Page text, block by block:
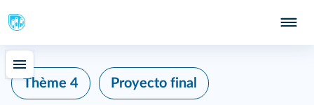
Thème 4 Proyecto final